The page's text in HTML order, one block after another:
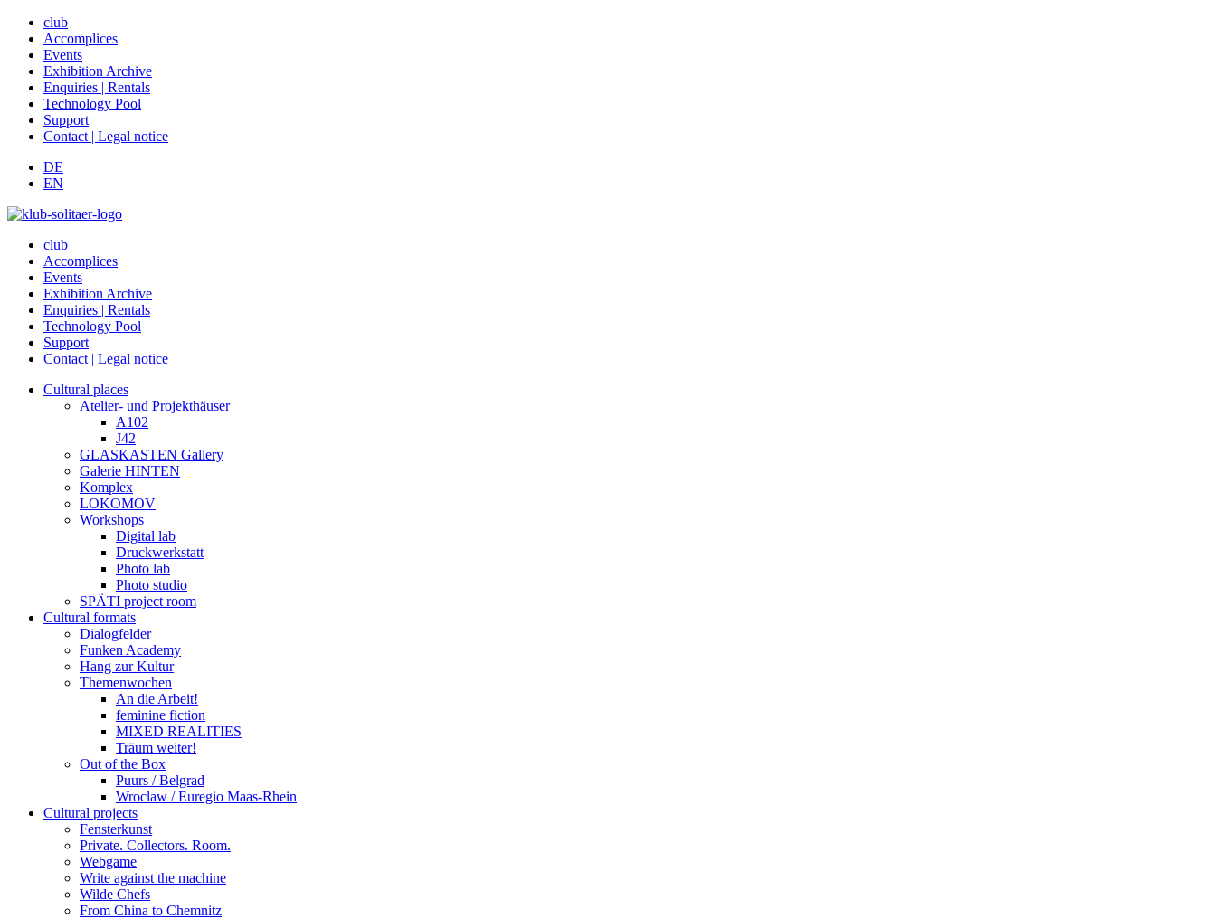
club
Accomplices
Events
Exhibition Archive
Enquiries | Rentals
Technology Pool
Support
Contact | Legal notice
DE
EN
club
Accomplices
Events
Exhibition Archive
Enquiries | Rentals
Technology Pool
Support
Contact | Legal notice
Cultural places
Atelier- und Projekthäuser
A102
J42
GLASKASTEN Gallery
Galerie HINTEN
Komplex
LOKOMOV
Workshops
Digital lab
Druckwerkstatt
Photo lab
Photo studio
SPÄTI project room
Cultural formats
Dialogfelder
Funken Academy
Hang zur Kultur
Themenwochen
An die Arbeit!
feminine fiction
MIXED REALITIES
Träum weiter!
Out of the Box
Puurs / Belgrad
Wroclaw / Euregio Maas-Rhein
Cultural projects
Fensterkunst
Private. Collectors. Room.
Webgame
Write against the machine
Wilde Chefs
From China to Chemnitz